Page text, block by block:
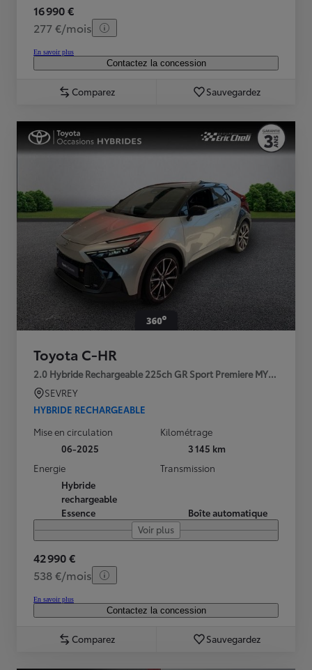
16 990 €
277 €/mois
En savoir plus
Contactez la concession
Comparez Sauvegardez
Toyota C-HR
2.0 Hybride Rechargeable 225ch GR Sport Premiere MY25
SEVREY
HYBRIDE RECHARGEABLE
Mise en circulation
06-2025
Kilométrage
3 145 km
Energie
Hybride
rechargeable
Essence
Transmission
Boîte automatique
Voir plus
42 990 €
538 €/mois
En savoir plus
Contactez la concession
Comparez Sauvegardez